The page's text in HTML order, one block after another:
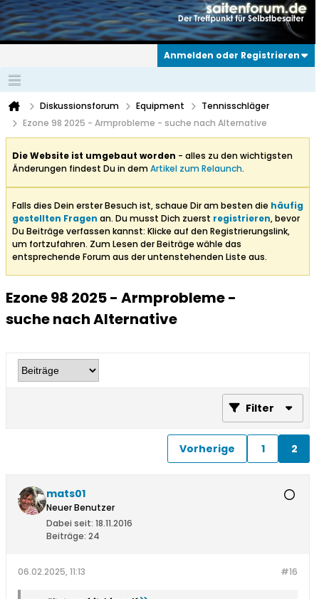
Anmelden oder Registrieren
Diskussionsforum Equipment
Tennisschläger
Ezone 98 2025 - Armprobleme - suche nach Alternative
Die Website ist umgebaut worden - alles zu den wichtigsten
Änderungen findest Du in demArtikel zum Relaunch.
Falls dies Dein erster Besuch ist, schaue Dir am besten die häufig
gestellten Fragen an. Du musst Dich zuerst registrieren, bevor
Du Beiträge verfassen kannst: Klicke auf den Registrierungslink,
um fortzufahren. Zum Lesen der Beiträge wähle das
entsprechende Forum aus der untenstehenden Liste aus.
Ezone 98 2025 - Armprobleme -
suche nach Alternative
Filter
Vorherige 1 2
mats01
Neuer Benutzer
Dabei seit: 18.11.2016
Beiträge: 24
#16
06.02.2025, 11:13